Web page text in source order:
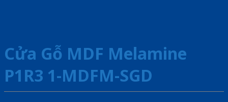
Cửa Gỗ MDF Melamine
P1R3 1-MDFM-SGD